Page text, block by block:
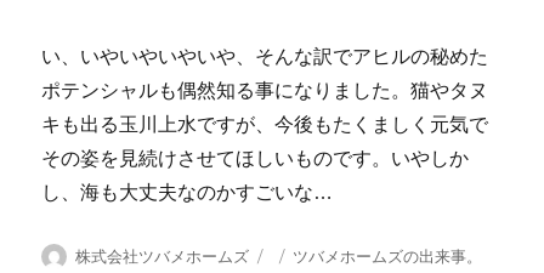
い、いやいやいやいや、そんな訳でアヒルの秘めた
ポテンシャルも偶然知る事になりました。猫やタヌ
キも出る玉川上水ですが、今後もたくましく元気で
その姿を見続けさせてほしいものです。いやしか
し、海も大丈夫なのかすごいな…
投
株式会社ツバメホームズ
投 カ
ツバメホームズの出来事。